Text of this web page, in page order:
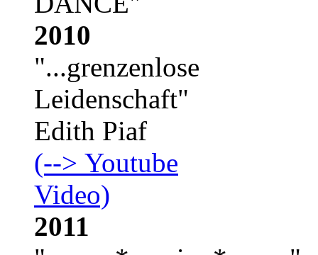
2010
"...grenzenlose
Leidenschaft"
Edith Piaf
(--> Youtube
Video)
2011